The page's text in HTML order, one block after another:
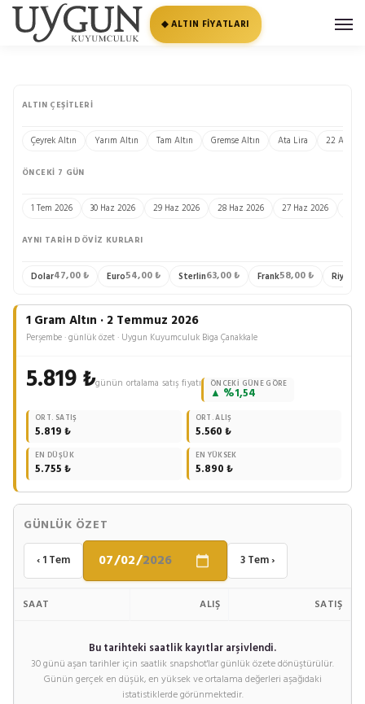
◆ ALTIN FİYATLARI
ALTIN ÇEŞITLERI
Çeyrek Altın Yarım Altın Tam Altın Gremse Altın Ata Lira 22 Ayar
ÖNCEKI 7 GÜN
1 Tem 2026 30 Haz 2026 29 Haz 2026 28 Haz 2026 27 Haz 2026
AYNI TARIH DÖVIZ KURLARI
Dolar47,00 ₺ Euro54,00 ₺ Sterlin63,00 ₺ Frank58,00 ₺ Riyal
1 Gram Altın · 2 Temmuz 2026
Perşembe · günlük özet · Uygun Kuyumculuk Biga Çanakkale
5.819 ₺günün ortalama satış fiyatı ÖNCEKI GÜNE GÖRE
▲ %1,54
ORT. SATIŞ
5.819 ₺
ORT. ALIŞ
5.560 ₺
EN DÜŞÜK
5.755 ₺
EN YÜKSEK
5.890 ₺
GÜNLÜK ÖZET
‹ 1 Tem 3 Tem ›
SAAT ALIŞ SATIŞ
Bu tarihteki saatlik kayıtlar arşivlendi.
30 günü aşan tarihler için saatlik snapshot'lar günlük özete dönüştürülür.
Günün gerçek en düşük, en yüksek ve ortalama değerleri aşağıdaki
istatistiklerde görünmektedir.